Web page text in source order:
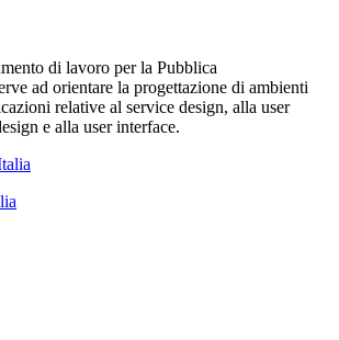
di lavoro per la Pubblica
ad orientare la progettazione di ambienti
relative al service design, alla user
e alla user interface.